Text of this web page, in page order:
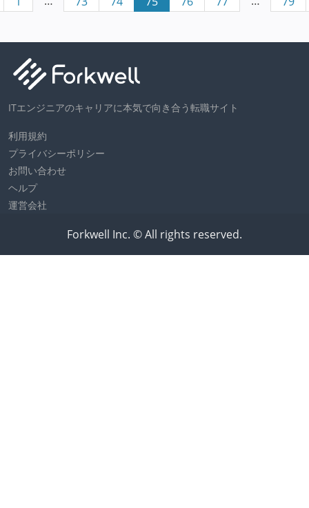
ITエンジニアのキャリアに本気で向き合う転職サイト
利用規約
プライバシーポリシー
お問い合わせ
ヘルプ
運営会社
Forkwell Inc. © All rights reserved.